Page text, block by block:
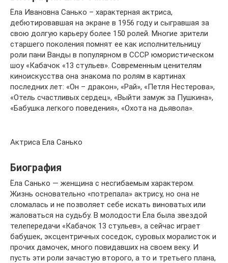
Ёла Ивановна Санько – характерная актриса,
дебютировавшая на экране в 1956 году и сыгравшая за
свою долгую карьеру более 150 ролей. Многие зрители
старшего поколения помнят ее как исполнительницу
роли пани Ванды в популярном в СССР юмористическом
шоу «Кабачок «13 стульев». Современным ценителям
киноискусства она знакома по ролям в картинах
последних лет: «Он – дракон», «Рай», «Петля Нестерова»,
«Отель счастливых сердец», «Выйти замуж за Пушкина»,
«Бабушка легкого поведения», «Охота на дьявола».
Актриса Ела Санько
Биография
Ёла Санько — женщина с несгибаемым характером.
Жизнь основательно «потрепала» актрису, но она не
сломалась и не позволяет себе искать виноватых или
жаловаться на судьбу. В молодости Ёла была звездой
телепередачи «Кабачок 13 стульев», а сейчас играет
бабушек, эксцентричных соседок, суровых моралисток и
прочих дамочек, много повидавших на своем веку. И
пусть эти роли зачастую второго, а то и третьего плана,